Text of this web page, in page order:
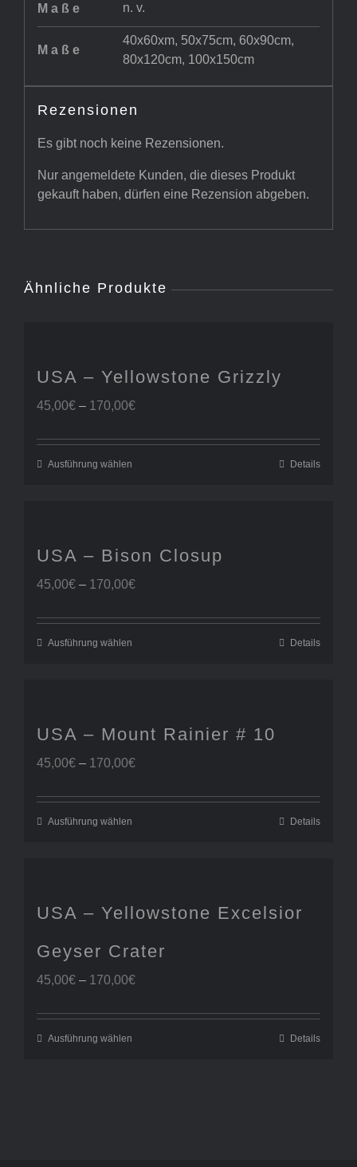
Maße n. v.
Maße
40x60xm, 50x75cm, 60x90cm,
80x120cm, 100x150cm
Rezensionen
Es gibt noch keine Rezensionen.
Nur angemeldete Kunden, die dieses Produkt
gekauft haben, dürfen eine Rezension abgeben.
Ähnliche Produkte
USA – Yellowstone Grizzly
45,00€ – 170,00€Preisspanne:
bis
Ausführung wählen Details
USA – Bison Closup
45,00€ – 170,00€Preisspanne:
bis
Ausführung wählen Details
USA – Mount Rainier # 10
45,00€ – 170,00€Preisspanne:
bis
Ausführung wählen Details
USA – Yellowstone Excelsior
Geyser Crater
45,00€ – 170,00€Preisspanne:
bis
Ausführung wählen Details